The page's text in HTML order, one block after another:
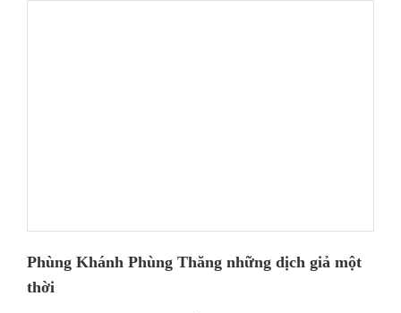
Phùng Khánh Phùng Thăng những dịch giả một
thời